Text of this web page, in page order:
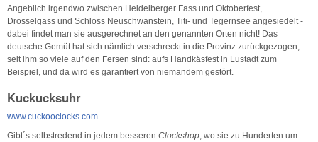
Angeblich irgendwo zwischen Heidelberger Fass und Oktoberfest,
Drosselgass und Schloss Neuschwanstein, Titi- und Tegernsee angesiedelt -
dabei findet man sie ausgerechnet an den genannten Orten nicht! Das
deutsche Gemüt hat sich nämlich verschreckt in die Provinz zurückgezogen,
seit ihm so viele auf den Fersen sind: aufs Handkäsfest in Lustadt zum
Beispiel, und da wird es garantiert von niemandem gestört.
Kuckucksuhr
www.cuckooclocks.com
Gibt´s selbstredend in jedem besseren Clockshop, wo sie zu Hunderten um